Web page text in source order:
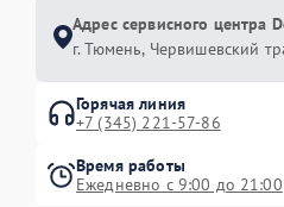
Адрес сервисного центра
г. Тюмень, ​Червишевский
Горячая линия
+7 (345) 221-57-86
Время работы
Ежедневно с 9:00 до 21:00